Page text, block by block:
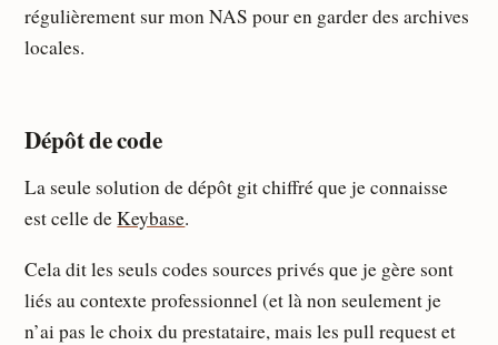
régulièrement sur mon NAS pour en garder des archives
locales.
Dépôt de code
La seule solution de dépôt git chiffré que je connaisse
est celle deKeybase.
Cela dit les seuls codes sources privés que je gère sont
liés au contexte professionnel (et là non seulement je
n’ai pas le choix du prestataire, mais les pull request et